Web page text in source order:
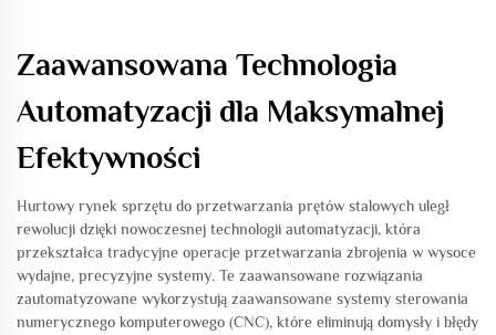
Zaawansowana Technologia
Automatyzacji dla Maksymalnej
Efektywności
Hurtowy rynek sprzętu do przetwarzania prętów stalowych uległ
rewolucji dzięki nowoczesnej technologii automatyzacji, która
przekształca tradycyjne operacje przetwarzania zbrojenia w wysoce
wydajne, precyzyjne systemy. Te zaawansowane rozwiązania
zautomatyzowane wykorzystują zaawansowane systemy sterowania
numerycznego komputerowego (CNC), które eliminują domysły i błędy